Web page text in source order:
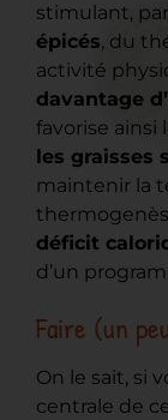
stimulant,
épicés, du
activité
davantage
favorise ainsi
les graisses
maintenir la
déficit
d’un
Faire (un
On le sait, si
centrale de